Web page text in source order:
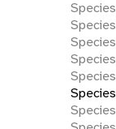
Species
Species
Species
Species
Species
Species
Species